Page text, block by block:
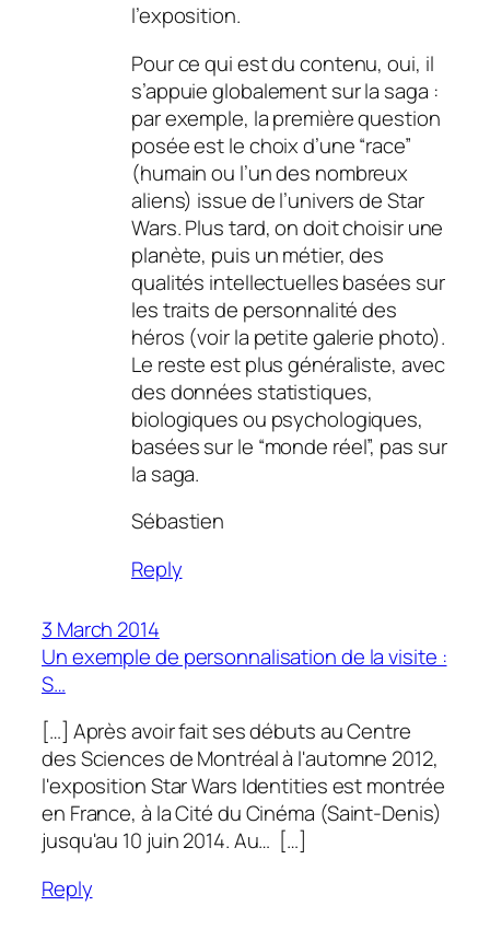
l’exposition.
Pour ce qui est du contenu, oui, il
s’appuie globalement sur la saga :
par exemple, la première question
posée est le choix d’une “race”
(humain ou l’un des nombreux
aliens) issue de l’univers de Star
Wars. Plus tard, on doit choisir une
planète, puis un métier, des
qualités intellectuelles basées sur
les traits de personnalité des
héros (voir la petite galerie photo).
Le reste est plus généraliste, avec
des données statistiques,
biologiques ou psychologiques,
basées sur le “monde réel”, pas sur
la saga.
Sébastien
Reply
3 March 2014
Un exemple de personnalisation de la visite :
S…
[…] Après avoir fait ses débuts au Centre
des Sciences de Montréal à l'automne 2012,
l'exposition Star Wars Identities est montrée
en France, à la Cité du Cinéma (Saint-Denis)
jusqu'au 10 juin 2014. Au… […]
Reply